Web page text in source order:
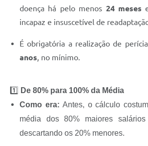
doença há pelo menos 24 meses
incapaz e insuscetível de
É obrigatória a realização de
anos, no mínimo.
1️⃣ De 80% para 100% da Média
Como era: Antes, o cálculo
média dos 80% maiores salários
descartando os 20% menores.